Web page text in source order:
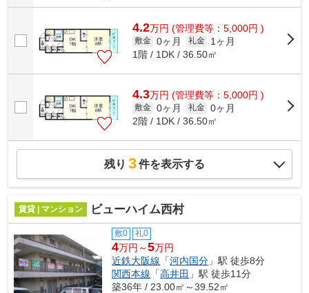
4.2万円 (管理費等：5,000円 )
敷金 0ヶ月 礼金
1ヶ月
1階 / 1DK / 36.50㎡
4.3万円 (管理費等：5,000円 )
敷金 0ヶ月 礼金 0ヶ月
2階 / 1DK / 36.50㎡
残り 3件を表示する
賃貸 | マンション ビューハイム西村
敷0 礼0
4万円～5万円
近鉄大阪線 「河内国分 」駅 徒歩8分
関西本線 「高井田 」駅 徒歩11分
築36年 / 23.00㎡～39.52㎡